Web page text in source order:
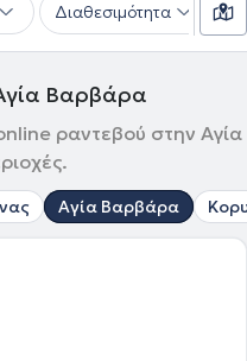
Διαθεσιμότητα
Βαρβάρα
ραντεβού στην Αγία
Αγία Βαρβάρα